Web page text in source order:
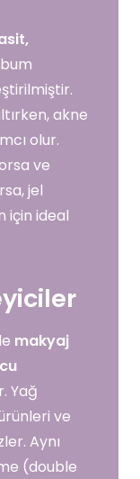
akne
olur.
ve
jel
için ideal
makyaj
Yağ
ve
Aynı
(double